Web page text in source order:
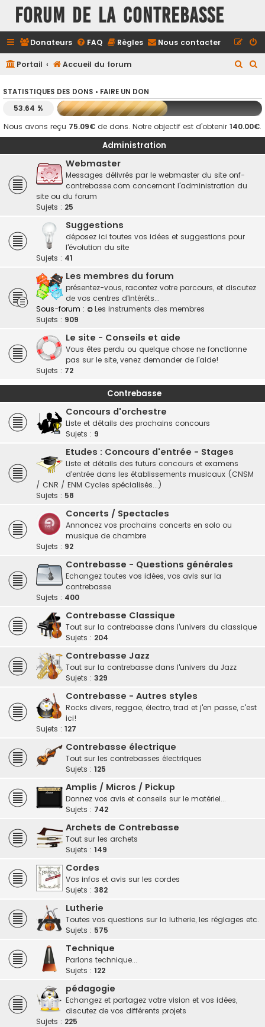
FORUM DE LA CONTREBASSE
Donateurs FAQ Règles Nous contacter
Portail Accueil du forum
h
e
c
e
c
e
STATISTIQUES DES DONS • FAIRE UN DON
53.64 %
Nous avons reçu 75.09€ de dons. Notre objectif est d’obtenir 140.00€.
Administration
Webmaster
Messages délivrés par le webmaster du site onf-
contrebasse.com concernant l'administration du
site ou du forum
Sujets : 25
Suggestions
déposez ici toutes vos idées et suggestions pour
l'évolution du site
Sujets : 41
Les membres du forum
présentez-vous, racontez votre parcours, et discutez
de vos centres d'intérêts...
Sous-forum :
Les instruments des membres
Sujets : 909
Le site - Conseils et aide
Vous êtes perdu ou quelque chose ne fonctionne
pas sur le site, venez demander de l'aide!
Sujets : 72
Contrebasse
Concours d'orchestre
Liste et détails des prochains concours
Sujets : 9
Etudes : Concours d'entrée - Stages
Liste et détails des futurs concours et examens
d'entrée dans les établissements musicaux (CNSM
/ CNR / ENM Cycles spécialisés...)
Sujets : 58
Concerts / Spectacles
Annoncez vos prochains concerts en solo ou
musique de chambre
Sujets : 92
Contrebasse - Questions générales
Echangez toutes vos idées, vos avis sur la
contrebasse
Sujets : 400
Contrebasse Classique
Tout sur la contrebasse dans l'univers du classique
Sujets : 204
Contrebasse Jazz
Tout sur la contrebasse dans l'univers du Jazz
Sujets : 329
Contrebasse - Autres styles
Rocks divers, reggae, électro, trad et j'en passe, c'est
ici!
Sujets : 127
Contrebasse électrique
Tout sur les contrebasses électriques
Sujets : 125
Amplis / Micros / Pickup
Donnez vos avis et conseils sur le matériel...
Sujets : 742
Archets de Contrebasse
Tout sur les archets
Sujets : 149
Cordes
Vos infos et avis sur les cordes
Sujets : 382
Lutherie
Toutes vos questions sur la lutherie, les réglages etc.
Sujets : 575
Technique
Parlons technique...
Sujets : 122
pédagogie
Echangez et partagez votre vision et vos idées,
discutez de vos différents projets
Sujets : 225